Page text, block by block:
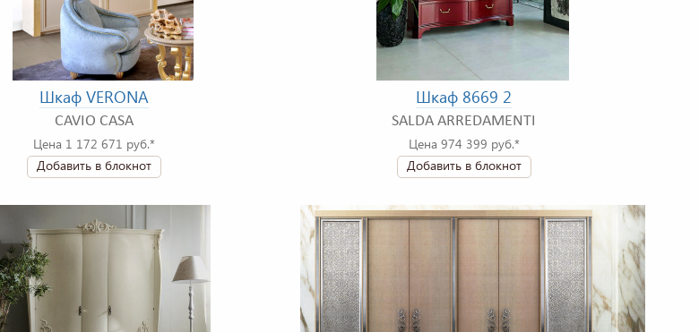
Шкаф VERONA
CAVIO CASA
Цена 1 172 671 руб.*
Добавить в блокнот
Шкаф 8669 2
SALDA ARREDAMENTI
Цена 974 399 руб.*
Добавить в блокнот